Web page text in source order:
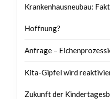
Krankenhausneubau:
Hoffnung?
Anfrage –
Kita-Gipfel wird
Zukunft der